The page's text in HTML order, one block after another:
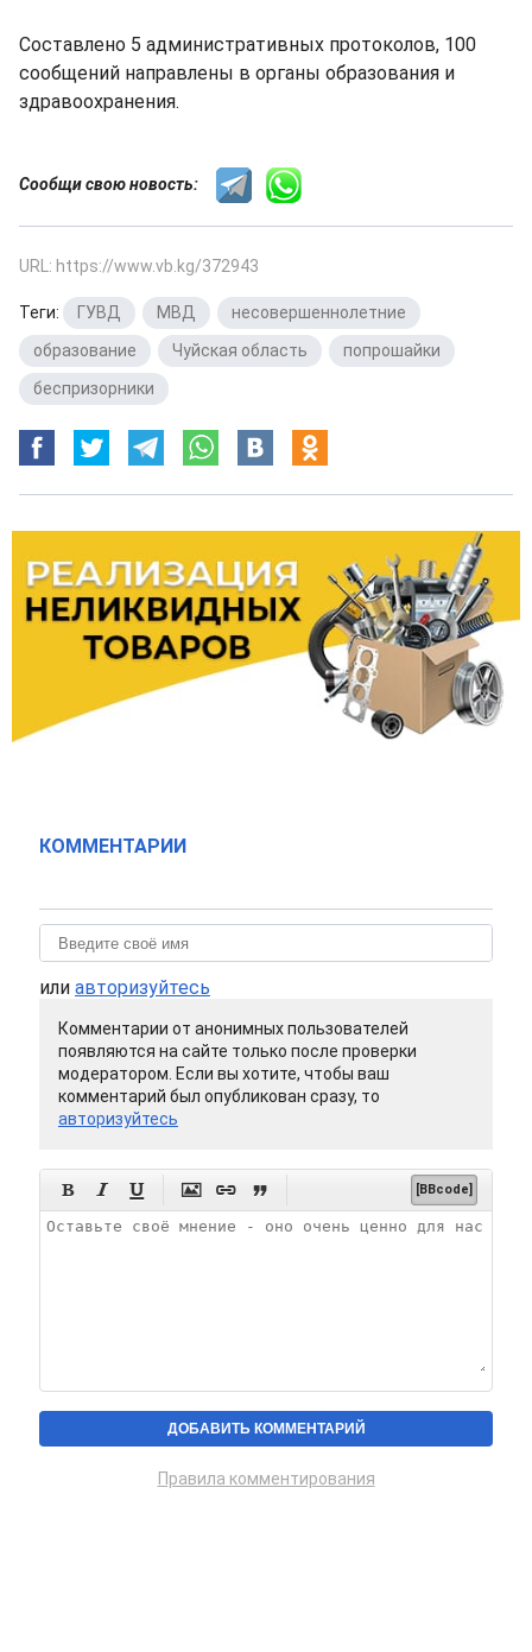
Составлено 5 административных протоколов, 100
сообщений направлены в органы образования и
здравоохранения.
Сообщи свою новость:
URL: https://www.vb.kg/372943
Теги: ГУВД МВД несовершеннолетние
образование
Чуйская область попрошайки
беспризорники
КОММЕНТАРИИ
или авторизуйтесь
Комментарии от анонимных пользователей
появляются на сайте только после проверки
модератором. Если вы хотите, чтобы ваш
комментарий был опубликован сразу, то
авторизуйтесь
      [BBcode]
Правила комментирования